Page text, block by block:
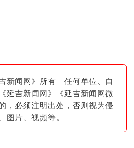
闻网》所有，任何单位、自
延吉新闻网》《延吉新闻网微
，必须注明出处，否则视为侵
图片、视频等。